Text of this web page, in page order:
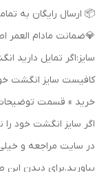
📦 ارسال رایگان به
💎ضمانت مادام
سایز:اگر تمایل دارید
کافیست سایز انگشت
خرید » قسمت
اگر سایز انگشت خود
در سایت مراجعه و
بیاورید.برای دیدن